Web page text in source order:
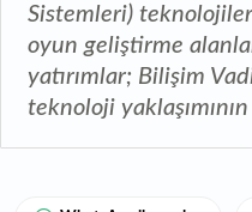
Sistemleri)
oyun geliştirme
yatırımlar; Bilişim
teknoloji